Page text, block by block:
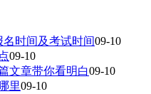
名时间及考试时间09-10
09-10
文章带你看明白09-10
里09-10